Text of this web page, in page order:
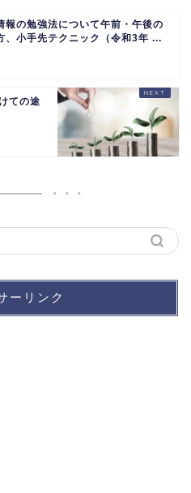
報の勉強法について午前・午後の
、小手先テクニック（令和3年 ...
ての途
ーリンク